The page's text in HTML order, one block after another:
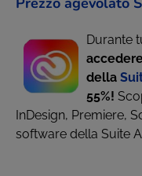
Durante
della
55%!
InDesign, Premiere,
software della Suite